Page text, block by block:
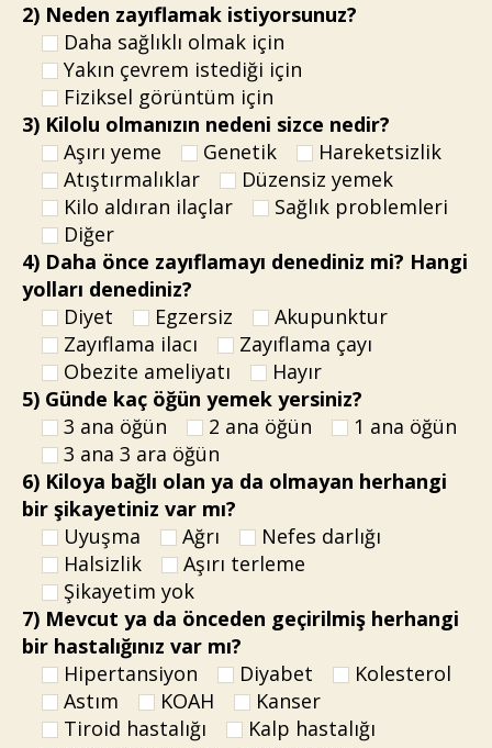
2) Neden zayıflamak istiyorsunuz?
Daha sağlıklı olmak için
Yakın çevrem istediği için
Fiziksel görüntüm için
3) Kilolu olmanızın nedeni sizce nedir?
Aşırı yeme
Genetik
Hareketsizlik
Atıştırmalıklar
Düzensiz yemek
Kilo aldıran ilaçlar
Sağlık problemleri
Diğer
4) Daha önce zayıflamayı denediniz mi? Hangi
yolları denediniz?
Diyet
Egzersiz
Akupunktur
Zayıflama ilacı
Zayıflama çayı
Obezite ameliyatı
Hayır
5) Günde kaç öğün yemek yersiniz?
3 ana öğün
2 ana öğün
1 ana öğün
3 ana 3 ara öğün
6) Kiloya bağlı olan ya da olmayan herhangi
bir şikayetiniz var mı?
Uyuşma
Ağrı
Nefes darlığı
Halsizlik
Aşırı terleme
Şikayetim yok
7) Mevcut ya da önceden geçirilmiş herhangi
bir hastalığınız var mı?
Hipertansiyon
Diyabet
Kolesterol
Astım
KOAH
Kanser
Tiroid hastalığı
Kalp hastalığı